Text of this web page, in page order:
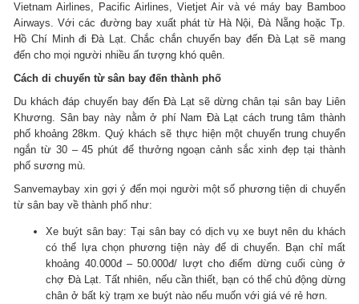
Vietnam Airlines, Pacific Airlines, Vietjet Air và vé máy bay Bamboo
Airways. Với các đường bay xuất phát từ Hà Nội, Đà Nẵng hoặc Tp.
Hồ Chí Minh đi Đà Lạt. Chắc chắn chuyến bay đến Đà Lạt sẽ mang
đến cho mọi người nhiều ấn tượng khó quên.
Cách di chuyển từ sân bay đến thành phố
Du khách đáp chuyến bay đến Đà Lạt sẽ dừng chân tại sân bay Liên
Khương. Sân bay này nằm ở phí Nam Đà Lạt cách trung tâm thành
phố khoảng 28km. Quý khách sẽ thực hiện một chuyến trung chuyển
ngắn từ 30 – 45 phút để thưởng ngoạn cảnh sắc xinh đẹp tại thành
phố sương mù.
Sanvemaybay xin gợi ý đến mọi người một số phương tiện di chuyển
từ sân bay về thành phố như:
Xe buýt sân bay: Tại sân bay có dịch vụ xe buyt nên du khách
có thể lựa chọn phương tiện này để di chuyển. Bạn chỉ mất
khoảng 40.000đ – 50.000đ/ lượt cho điểm dừng cuối cùng ở
chợ Đà Lạt. Tất nhiên, nếu cần thiết, bạn có thể chủ động dừng
chân ở bất kỳ trạm xe buýt nào nếu muốn với giá vé rẻ hơn.